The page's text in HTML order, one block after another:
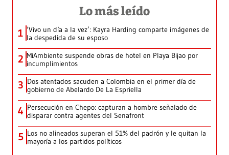
Lo más leído
1 ‘Vivo un día a la vez’: Kayra Harding comparte imágenes de
la despedida de su esposo
2 MiAmbiente suspende obras de hotel en Playa Bijao por
incumplimientos
3 Dos atentados sacuden a Colombia en el primer día de
gobierno de Abelardo De La Espriella
4 Persecución en Chepo: capturan a hombre señalado de
disparar contra agentes del Senafront
5 Los no alineados superan el 51% del padrón y le quitan la
mayoría a los partidos políticos